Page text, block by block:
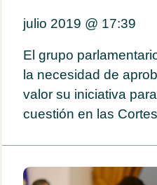
julio 2019 @ 17:39
El grupo
la necesidad de
valor su iniciativa
cuestión en las